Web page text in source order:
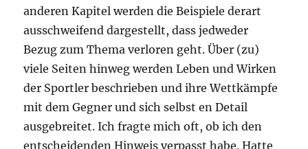
anderen Kapitel werden die Beispiele derart
ausschweifend dargestellt, dass jedweder
Bezug zum Thema verloren geht. Über (zu)
viele Seiten hinweg werden Leben und Wirken
der Sportler beschrieben und ihre Wettkämpfe
mit dem Gegner und sich selbst en Detail
ausgebreitet. Ich fragte mich oft, ob ich den
entscheidenden Hinweis verpasst habe. Hatte